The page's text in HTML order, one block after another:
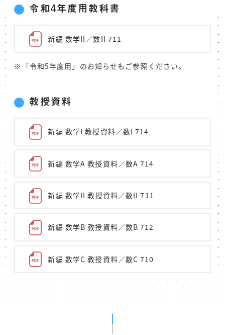
令和4年度用教科書
新編 数学II／数II 711
※「令和5年度用」のお知らせもご参照ください。
教授資料
新編 数学I 教授資料／数I 714
新編 数学A 教授資料／数A 714
新編 数学II 教授資料／数II 711
新編 数学B 教授資料／数B 712
新編 数学C 教授資料／数C 710